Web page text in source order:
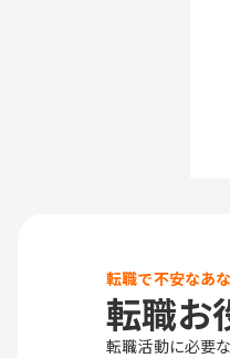
転職で不安なあ
転職お
転職活動に必要